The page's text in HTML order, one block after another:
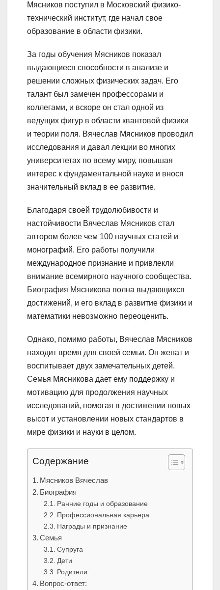
Мясников поступил в Московский физико-
технический институт, где начал свое
образование в области физики.
За годы обучения Мясников показал
выдающиеся способности в анализе и
решении сложных физических задач. Его
талант был замечен профессорами и
коллегами, и вскоре он стал одной из
ведущих фигур в области квантовой физики
и теории поля. Вячеслав Мясников проводил
исследования и давал лекции во многих
университетах по всему миру, повышая
интерес к фундаментальной науке и внося
значительный вклад в ее развитие.
Благодаря своей трудолюбивости и
настойчивости Вячеслав Мясников стал
автором более чем 100 научных статей и
монографий. Его работы получили
международное признание и привлекли
внимание всемирного научного сообщества.
Биография Мясникова полна выдающихся
достижений, и его вклад в развитие физики и
математики невозможно переоценить.
Однако, помимо работы, Вячеслав Мясников
находит время для своей семьи. Он женат и
воспитывает двух замечательных детей.
Семья Мясникова дает ему поддержку и
мотивацию для продолжения научных
исследований, помогая в достижении новых
высот и установлении новых стандартов в
мире физики и науки в целом.
Содержание
Мясников Вячеслав
Биография
Ранние годы и образование
Профессиональная карьера
Награды и признание
Семья
Супруга
Дети
Родители
Вопрос-ответ: